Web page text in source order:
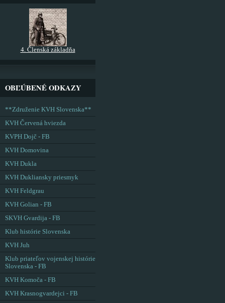
4. Členská základňa
OBĽÚBENÉ ODKAZY
**Združenie KVH Slovenska**
KVH Červená hviezda
KVPH Dojč - FB
KVH Domovina
KVH Dukla
KVH Dukliansky priesmyk
KVH Feldgrau
KVH Golian - FB
SKVH Gvardija - FB
Klub histórie Slovenska
KVH Juh
Klub priateľov vojenskej histórie
Slovenska - FB
KVH Komoča - FB
KVH Krasnogvardejci - FB